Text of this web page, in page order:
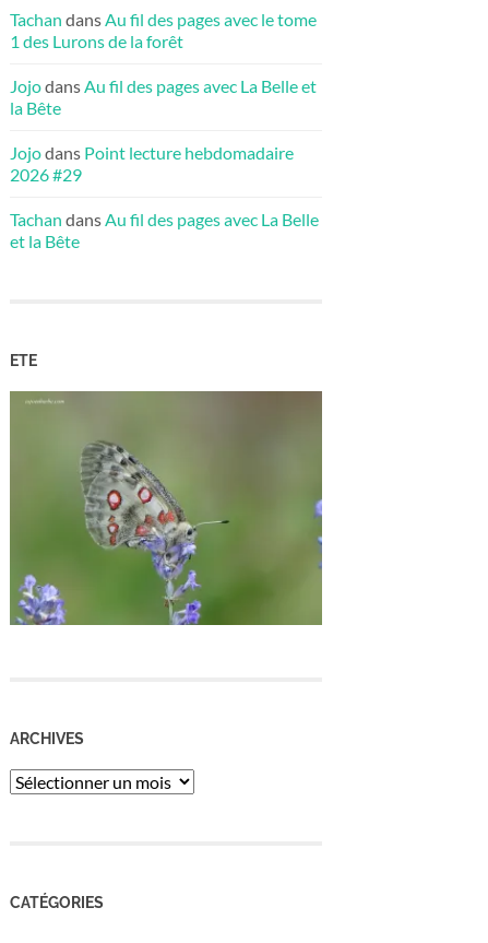
Tachan dansAu fil des pages avec le tome
1 des Lurons de la forêt
JojodansAu fil des pages avec La Belle et
la Bête
Jojodans Point lecture hebdomadaire
2026 #29
Tachan dansAu fil des pages avec La Belle
et la Bête
ETE
ARCHIVES
ARCHIVES
CATÉGORIES